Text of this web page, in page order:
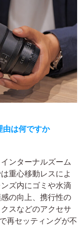
は何ですか
ンターナルズーム
重心移動レスによ
ズ内にゴミや水滴
の向上、携行性の
スなどのアクセサ
再セッティングが不